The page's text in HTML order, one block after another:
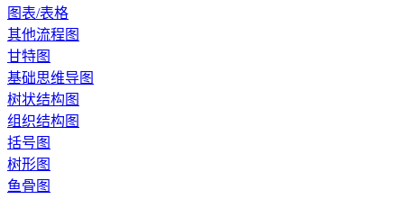
图表/表格
其他流程图
甘特图
基础思维导图
树状结构图
组织结构图
括号图
树形图
鱼骨图